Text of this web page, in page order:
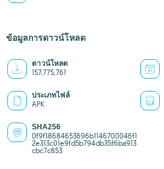
ข้อมูลการดาวน์โหลด
ดาวน์โหลด
157,775,761
ประเภทไฟล์
APK
SHA256
0f9f18684653696b1146700046f1
2e313c01e9fd5b794db35f6ba913
cbc7c853